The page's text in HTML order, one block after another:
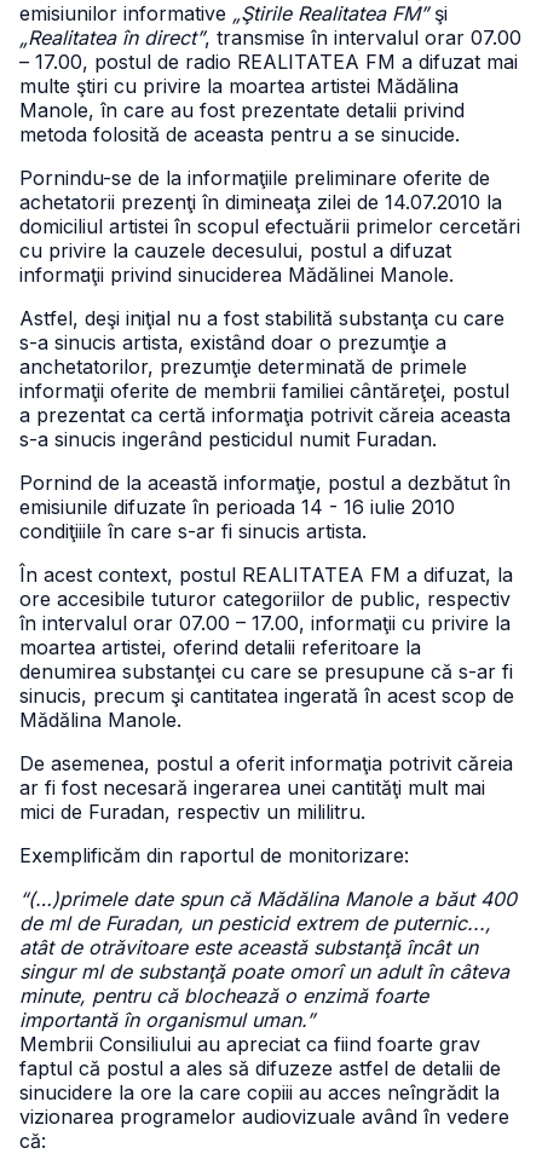
emisiunilor informative „Ştirile Realitatea FM”şi
„Realitatea în direct”, transmise în intervalul orar 07.00
– 17.00, postul de radio REALITATEA FM a difuzat mai
multe ştiri cu privire la moartea artistei Mădălina
Manole, în care au fost prezentate detalii privind
metoda folosită de aceasta pentru a se sinucide.
Pornindu-se de la informaţiile preliminare oferite de
achetatorii prezenţi în dimineaţa zilei de 14.07.2010 la
domiciliul artistei în scopul efectuării primelor cercetări
cu privire la cauzele decesului, postul a difuzat
informaţii privind sinuciderea Mădălinei Manole.
Astfel, deşi iniţial nu a fost stabilită substanţa cu care
s-a sinucis artista, existând doar o prezumţie a
anchetatorilor, prezumţie determinată de primele
informaţii oferite de membrii familiei cântăreţei, postul
a prezentat ca certă informaţia potrivit căreia aceasta
s-a sinucis ingerând pesticidul numit Furadan.
Pornind de la această informaţie, postul a dezbătut în
emisiunile difuzate în perioada 14 - 16 iulie 2010
condiţiiile în care s-ar fi sinucis artista.
În acest context, postul REALITATEA FM a difuzat, la
ore accesibile tuturor categoriilor de public, respectiv
în intervalul orar 07.00 – 17.00, informaţii cu privire la
moartea artistei, oferind detalii referitoare la
denumirea substanţei cu care se presupune că s-ar fi
sinucis, precum şi cantitatea ingerată în acest scop de
Mădălina Manole.
De asemenea, postul a oferit informaţia potrivit căreia
ar fi fost necesară ingerarea unei cantităţi mult mai
mici de Furadan, respectiv un mililitru.
Exemplificăm din raportul de monitorizare:
“(…)primele date spun că Mădălina Manole a băut 400
de ml de Furadan, un pesticid extrem de puternic...,
atât de otrăvitoare este această substanţă încât un
singur ml de substanţă poate omorî un adult în câteva
minute, pentru că blochează o enzimă foarte
importantă în organismul uman.”
Membrii Consiliului au apreciat ca fiind foarte grav
faptul că postul a ales să difuzeze astfel de detalii de
sinucidere la ore la care copiii au acces neîngrădit la
vizionarea programelor audiovizuale având în vedere
că: